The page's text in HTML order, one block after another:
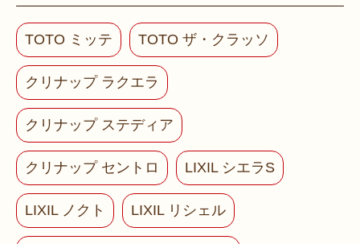
TOTO ミッテ TOTO ザ・クラッソ
クリナップ ラクエラ
クリナップ ステディア
クリナップ セントロ LIXIL シエラS
LIXIL ノクト LIXIL リシェル